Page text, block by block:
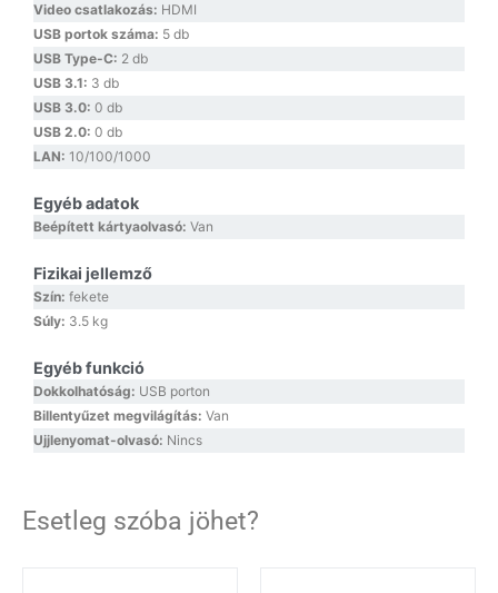
Video csatlakozás: HDMI
USB portok száma: 5 db
USB Type-C: 2 db
USB 3.1: 3 db
USB 3.0: 0 db
USB 2.0: 0 db
LAN: 10/100/1000
Egyéb adatok
Beépített kártyaolvasó: Van
Fizikai jellemző
Szín: fekete
Súly: 3.5 kg
Egyéb funkció
Dokkolhatóság: USB porton
Billentyűzet megvilágítás: Van
Ujjlenyomat-olvasó: Nincs
Esetleg szóba jöhet?